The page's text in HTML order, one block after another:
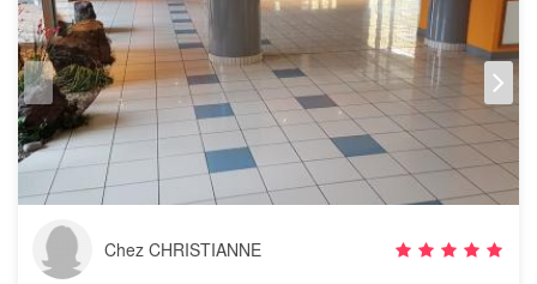
Chez CHRISTIANNE